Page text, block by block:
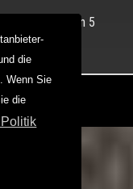
die
Wenn Sie
die
die
Wenn Sie
die
von 5